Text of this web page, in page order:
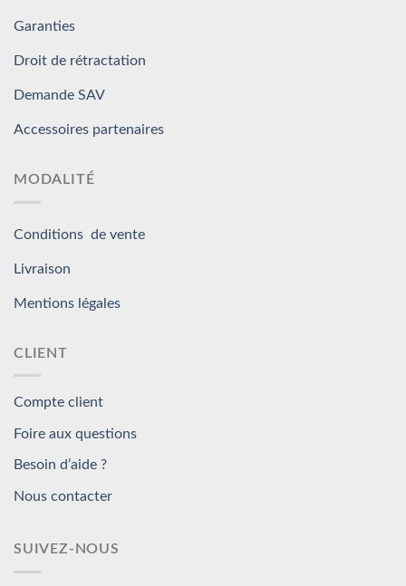
Garanties
Droit de rétractation
Demande SAV
Accessoires partenaires
MODALITÉ
Conditions de vente
Livraison
Mentions légales
CLIENT
Compte client
Foire aux questions
Besoin d’aide ?
Nous contacter
SUIVEZ-NOUS